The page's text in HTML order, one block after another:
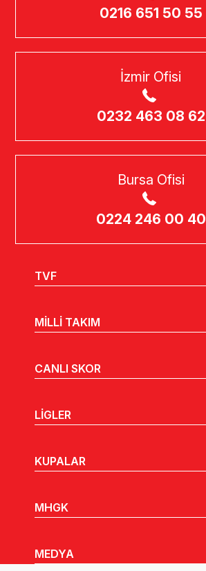
0216 651 50 55
İzmir Ofisi
0232 463 08 62
Bursa Ofisi
0224 246 00 40
TVF
MİLLİ TAKIM
CANLI SKOR
LİGLER
KUPALAR
MHGK
MEDYA